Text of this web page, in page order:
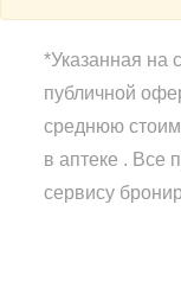
*Указанная на
публичной
среднюю
в аптеке . Все
сервису